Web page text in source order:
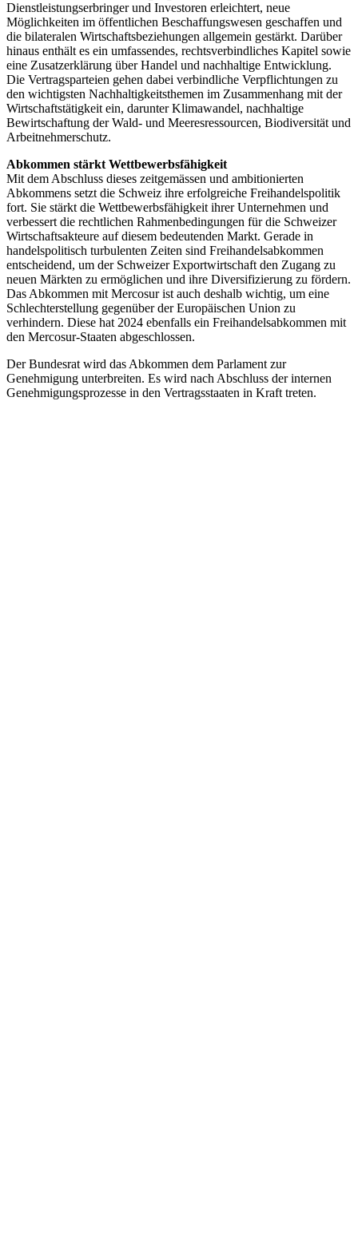
Dienstleistungserbringer und Investoren erleichtert, neue
Möglichkeiten im öffentlichen Beschaffungswesen geschaffen und
die bilateralen Wirtschaftsbeziehungen allgemein gestärkt. Darüber
hinaus enthält es ein umfassendes, rechtsverbindliches Kapitel sowie
eine Zusatzerklärung über Handel und nachhaltige Entwicklung.
Die Vertragsparteien gehen dabei verbindliche Verpflichtungen zu
den wichtigsten Nachhaltigkeitsthemen im Zusammenhang mit der
Wirtschaftstätigkeit ein, darunter Klimawandel, nachhaltige
Bewirtschaftung der Wald- und Meeresressourcen, Biodiversität und
Arbeitnehmerschutz.
Abkommen stärkt Wettbewerbsfähigkeit
Mit dem Abschluss dieses zeitgemässen und ambitionierten
Abkommens setzt die Schweiz ihre erfolgreiche Freihandelspolitik
fort. Sie stärkt die Wettbewerbsfähigkeit ihrer Unternehmen und
verbessert die rechtlichen Rahmenbedingungen für die Schweizer
Wirtschaftsakteure auf diesem bedeutenden Markt. Gerade in
handelspolitisch turbulenten Zeiten sind Freihandelsabkommen
entscheidend, um der Schweizer Exportwirtschaft den Zugang zu
neuen Märkten zu ermöglichen und ihre Diversifizierung zu fördern.
Das Abkommen mit Mercosur ist auch deshalb wichtig, um eine
Schlechterstellung gegenüber der Europäischen Union zu
verhindern. Diese hat 2024 ebenfalls ein Freihandelsabkommen mit
den Mercosur-Staaten abgeschlossen.
Der Bundesrat wird das Abkommen dem Parlament zur
Genehmigung unterbreiten. Es wird nach Abschluss der internen
Genehmigungsprozesse in den Vertragsstaaten in Kraft treten.